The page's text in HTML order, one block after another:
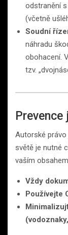
odstranění
(včetně
Soudní
náhradu
obohacení.
tzv.
Prevence
Autorské právo
světě je nutné
vaším
Vždy
Používejte